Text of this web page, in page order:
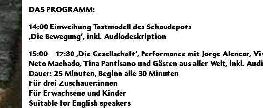
DAS PROGRAMM:
14:00 Einweihung Tastmodell des Schaudepots
,Die Bewegung‘, inkl. Audiodeskription
15:00 – 17:30 ,Die Gesellschaft‘, Performance mit Jorge Alencar,
Neto Machado, Tina Pantisano und Gästen aus aller Welt, inkl.
Dauer: 25 Minuten, Beginn alle 30 Minuten
Für drei Zuschauer:innen
Für Erwachsene und Kinder
Suitable for English speakers